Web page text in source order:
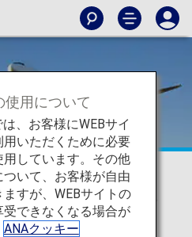
ス、世界最大級
ワーク
使用について
、お客様にWEBサイ
用いただくために必要
しています。その他
いて、お客様が自由
すが、WEBサイトの
できなくなる場合が
ANAクッキー